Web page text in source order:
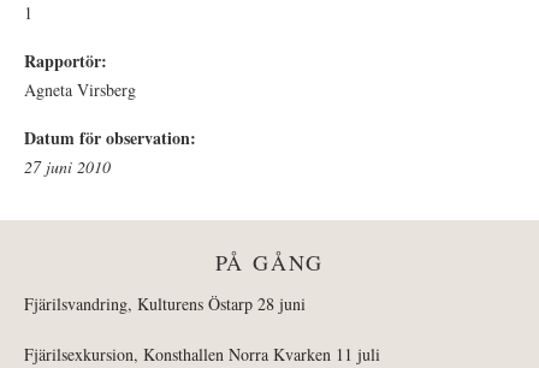
1
Rapportör:
Agneta Virsberg
Datum för observation:
27 juni 2010
PÅ GÅNG
Fjärilsvandring, Kulturens Östarp 28 juni
Fjärilsexkursion, Konsthallen Norra Kvarken 11 juli